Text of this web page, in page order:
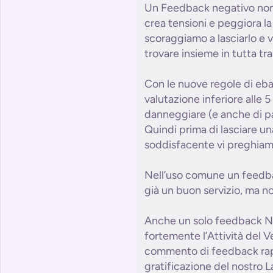
Un Feedback negativo
crea tensioni e peggiora
scoraggiamo a lasciarlo e
trovare insieme in tutta
Con le nuove regole di
valutazione inferiore alle
danneggiare (e anche di
Quindi prima di lasciare
soddisfacente vi
Nell’uso comune un
già un buon servizio, ma
Anche un solo feedback
fortemente l’Attività del
commento di feedback
gratificazione del nostro